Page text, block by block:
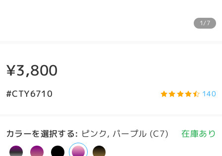
1/7
¥3,800
#CTY6710 140
カラーを選択する: ピンク, パープル (C7) 在庫あり